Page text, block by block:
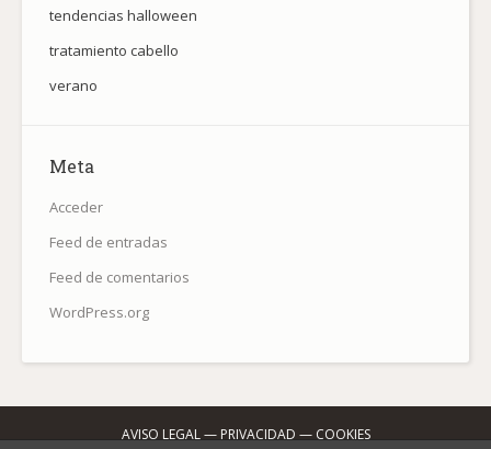
tendencias halloween
tratamiento cabello
verano
Meta
Acceder
Feed de entradas
Feed de comentarios
WordPress.org
AVISO LEGAL— PRIVACIDAD — COOKIES